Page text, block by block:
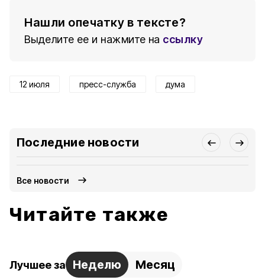
Нашли опечатку в тексте?
Выделите ее и нажмите на ссылку
12 июля пресс-служба дума
Последние новости
Все новости
Читайте также
Лучшее за Неделю Месяц